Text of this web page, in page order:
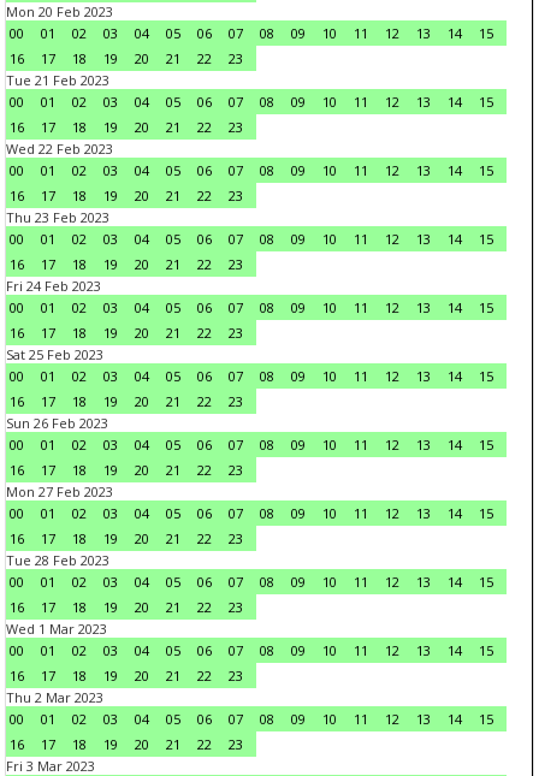
Mon 20 Feb 2023
00
01 02 03 04 05 06 07 08 09 10 11 12 13 14
15
16
17 18 19 20 21 22
23
Tue 21 Feb 2023
00
01 02 03 04 05 06 07 08 09 10 11 12 13 14
15
16
17 18 19 20 21 22
23
Wed 22 Feb 2023
00
01 02 03 04 05 06 07 08 09 10 11 12 13 14
15
16
17 18 19 20 21 22
23
Thu 23 Feb 2023
00
01 02 03 04 05 06 07 08 09 10 11 12 13 14
15
16
17 18 19 20 21 22
23
Fri 24 Feb 2023
00
01 02 03 04 05 06 07 08 09 10 11 12 13 14
15
16
17 18 19 20 21 22
23
Sat 25 Feb 2023
00
01 02 03 04 05 06 07 08 09 10 11 12 13 14
15
16
17 18 19 20 21 22
23
Sun 26 Feb 2023
00
01 02 03 04 05 06 07 08 09 10 11 12 13 14
15
16
17 18 19 20 21 22
23
Mon 27 Feb 2023
00
01 02 03 04 05 06 07 08 09 10 11 12 13 14
15
16
17 18 19 20 21 22
23
Tue 28 Feb 2023
00
01 02 03 04 05 06 07 08 09 10 11 12 13 14
15
16
17 18 19 20 21 22
23
Wed 1 Mar 2023
00
01 02 03 04 05 06 07 08 09 10 11 12 13 14
15
16
17 18 19 20 21 22
23
Thu 2 Mar 2023
00
01 02 03 04 05 06 07 08 09 10 11 12 13 14
15
16
17 18 19 20 21 22
23
Fri 3 Mar 2023